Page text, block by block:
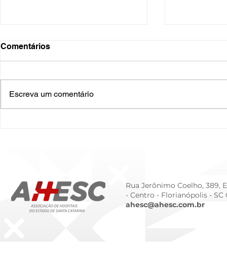
Comentários
Escreva um comentário
Rua Jerônimo Coelho, 389,
- Centro - Florianópolis - SC
ahesc@ahesc.com.br